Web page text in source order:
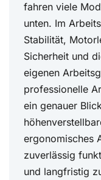
fahren viele
unten. Im
Stabilität,
Sicherheit und
eigenen
professionelle
ein genauer
ergonomisches
zuverlässig
und langfristig